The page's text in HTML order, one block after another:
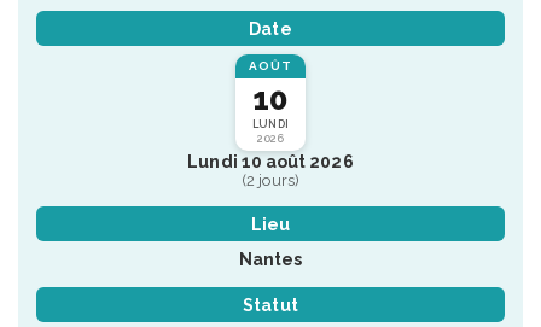
Date
AOÛT
10
LUNDI
2026
Lundi 10 août 2026
(2 jours)
Lieu
Nantes
Statut